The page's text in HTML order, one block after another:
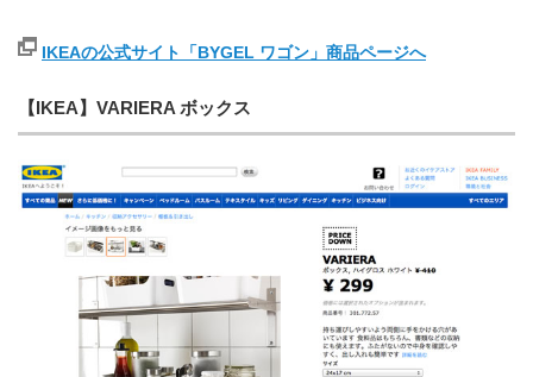
IKEAの公式サイト「BYGEL ワゴン」商品ページへ
【IKEA】VARIERA ボックス